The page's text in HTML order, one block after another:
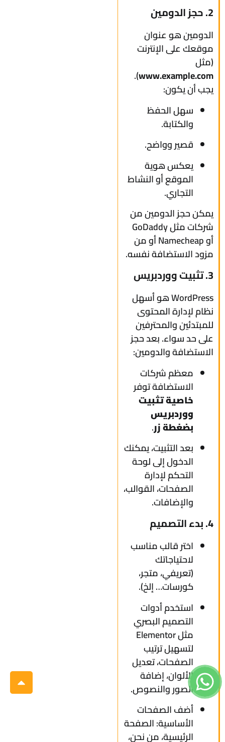
2. حجز الدومين
الدومين هو عنوان
موقعك على الإنترنت
(مثل
www.example.com
).
يجب أن يكون:
سهل الحفظ
والكتابة.
قصير وواضح.
يعكس هوية
الموقع أو النشاط
التجاري.
يمكن حجز الدومين من
شركات مثل GoDaddy
أو Namecheap أو من
مزود الاستضافة نفسه.
3. تثبيت ووردبريس
WordPress هو أسهل
نظام لإدارة المحتوى
للمبتدئين والمحترفين
على حد سواء. بعد حجز
الاستضافة والدومين:
معظم شركات
الاستضافة توفر
خاصية تثبيت
ووردبريس
بضغطة زر.
بعد التثبيت، يمكنك
الدخول إلى لوحة
التحكم لإدارة
الصفحات، القوالب،
والإضافات.
4. بدء التصميم
اختر قالب مناسب
لاحتياجاتك
(تعريفي، متجر،
كورسات… إلخ).
استخدم أدوات
التصميم البصري
مثل Elementor
لتسهيل ترتيب
الصفحات، تعديل
الألوان، إضافة
الصور والنصوص.
أضف الصفحات
الأساسية: الصفحة
الرئيسية، من نحن،